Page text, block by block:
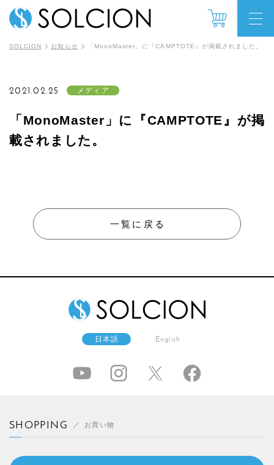
SOLCION お知らせ 「MonoMaster」に『CAMPTOTE』が掲載されました。
「MonoMaster」に『CAMPTOTE』が掲
載されました。
2021.02.25 メディア
一覧に戻る
日本語 English
SHOPPING お買い物